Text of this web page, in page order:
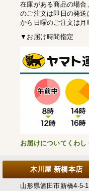
在庫がある商品の場合
のご注文は即日の発
から日曜のご注文は月
▼お届け時間指定
お届けについてくわし
木川屋 新橋本店
山形県酒田市新橋4-5-